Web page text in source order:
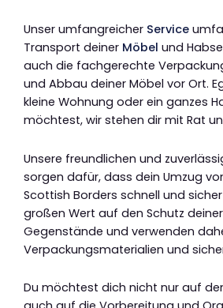
Unser umfangreicher Service
Transport deiner Möbel und
auch die fachgerechte
und Abbau deiner Möbel vor Ort.
kleine Wohnung oder ein ganzes
möchtest, wir stehen dir mit Rat
Unsere freundlichen und
sorgen dafür, dass dein Umzug
Scottish Borders schnell und
großen Wert auf den Schutz
Gegenstände und verwenden
Verpackungsmaterialien und
Du möchtest dich nicht nur auf